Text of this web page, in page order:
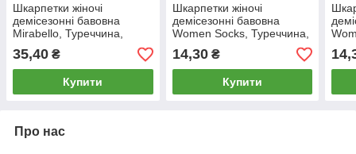
Шкарпетки жіночі
демісезонні бавовна
Mirabello, Туреччина,
розмір 36-40, середні, білі,
1427
35,40 ₴
Купити
Шкарпетки жіночі
демісезонні бавовна
Women Socks, Туреччина,
розмір 36-40, асорті,
08977
14,30₴
Купити
Про нас